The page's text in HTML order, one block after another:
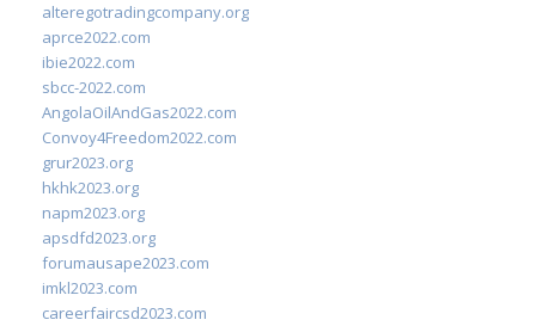
alteregotradingcompany.org
aprce2022.com
ibie2022.com
sbcc-2022.com
AngolaOilAndGas2022.com
Convoy4Freedom2022.com
grur2023.org
hkhk2023.org
napm2023.org
apsdfd2023.org
forumausape2023.com
imkl2023.com
careerfaircsd2023.com